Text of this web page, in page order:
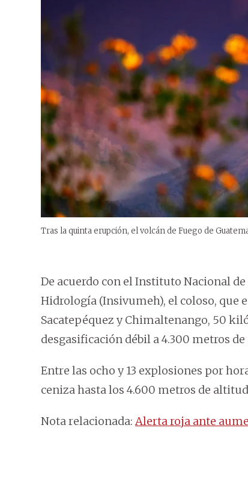
Tras la quinta erupción, el volcán de Fuego de
De acuerdo con el Instituto Nacional
Hidrología (Insivumeh), el coloso, que
Sacatepéquez y Chimaltenango, 50
desgasificación débil a 4.300 metros
Entre las ocho y 13 explosiones por
ceniza hasta los 4.600 metros de
Nota relacionada: Alerta roja ante